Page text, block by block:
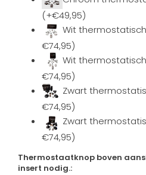
(+€49,95)
Wit
€74,95)
Wit
€74,95)
Zwart
€74,95)
Zwart
€74,95)
Thermostaatknop boven
insert nodig.: